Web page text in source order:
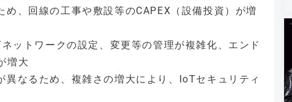
、回線の工事や敷設等のCAPEX（設備投資）が増
ットワークの設定、変更等の管理が複雑化、エンド
増大
なるため、複雑さの増大により、IoTセキュリティ